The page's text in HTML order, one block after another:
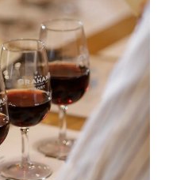
de Cabedelo
spectacle vivant alors
naviguent au